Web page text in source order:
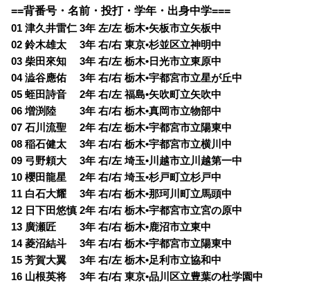
==背番号・名前・投打・学年・出身中学===
01 津久井雷仁 3年 左/左 栃木•矢板市立矢板中
02 鈴木雄太 3年 右/右 東京•杉並区立神明中
03 柴田來知 3年 右/左 栃木•日光市立東原中
04 澁谷應佑 3年 右/右 栃木•宇都宮市立星が丘中
05 蛭田詩音 2年 右/左 福島•矢吹町立矢吹中
06 増渕陸 3年 右/右 栃木•真岡市立物部中
07 石川流聖 2年 右/左 栃木•宇都宮市立陽東中
08 稲石健太 3年 右/右 栃木•宇都宮市立横川中
09 弓野頼大 3年 右/左 埼玉•川越市立川越第一中
10 櫻田龍星 2年 右/右 埼玉•杉戸町立杉戸中
11 白石大耀 3年 右/右 栃木•那珂川町立馬頭中
12 日下田悠慎 2年 右/右 栃木•宇都宮市立宮の原中
13 廣瀬匠 3年 右/右 栃木•鹿沼市立東中
14 菱沼結斗 3年 右/右 栃木•宇都宮市立陽東中
15 芳賀大翼 3年 右/左 栃木•足利市立協和中
16 山根英将 3年 右/右 東京•品川区立豊葉の杜学園中